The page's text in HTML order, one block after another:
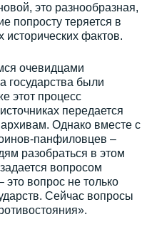
это разнообразная,
попросту теряется в
фактов.
очевидцами
государства были
этот процесс
передается
Однако вместе с
панфиловцев –
разобраться в этом
вопросом
вопрос не только
Сейчас вопросы